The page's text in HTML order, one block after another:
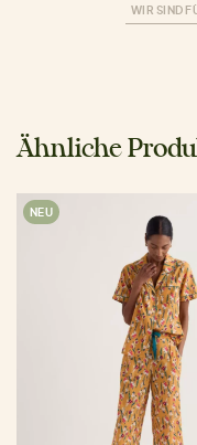
WIR SIND
Ähnliche
NEU